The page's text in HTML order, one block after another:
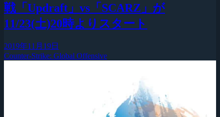
戦「Updraft」vs「SCARZ」が
11/23(土)20時よりスタート
2019年11月19日
Counter-Strike: Global Offensive